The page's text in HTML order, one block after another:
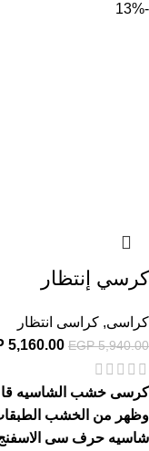
-13%
كرسي إنتظار
كراسى, كراسى انتظار
EGP5,940.00
5,160.00
كرسى خشب الشاسيه
وظهر من الخشب
شاسيه حرف سى